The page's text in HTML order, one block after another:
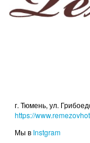
г. Тюмень, ул.
https://
Мы в Instgram